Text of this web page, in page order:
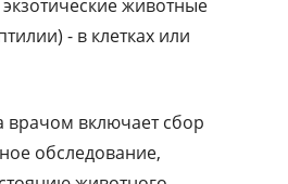
животные
- в клетках или
включает сбор
обследование,